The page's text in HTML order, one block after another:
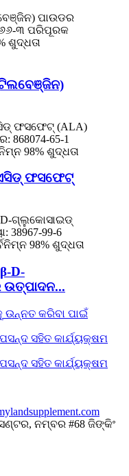
ଫସଫେଟ୍
D-
ଉନ୍ନତ କରିବା ପାଇଁ
ପସନ୍ଦ ସହିତ କାର୍ଯ୍ୟକ୍ଷମ
ପସନ୍ଦ ସହିତ କାର୍ଯ୍ୟକ୍ଷମ
ନମ୍ବର #68 ଜିଙ୍କିଂ